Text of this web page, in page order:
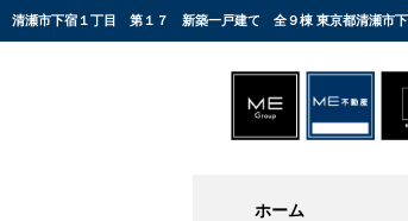
清瀬市下宿１丁目 第１７ 新築一戸建て 全９棟 東京都清瀬市下
ホーム